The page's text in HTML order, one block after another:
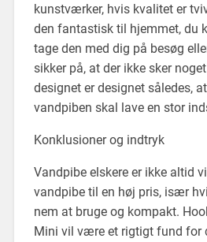
kunstværker, hvis kvalitet er
den fantastisk til hjemmet, du
tage den med dig på besøg
sikker på, at der ikke sker
designet er designet således,
vandpiben skal lave en stor
Konklusioner og indtryk
Vandpibe elskere er ikke altid
vandpibe til en høj pris, især
nem at bruge og kompakt.
Mini vil være et rigtigt fund for